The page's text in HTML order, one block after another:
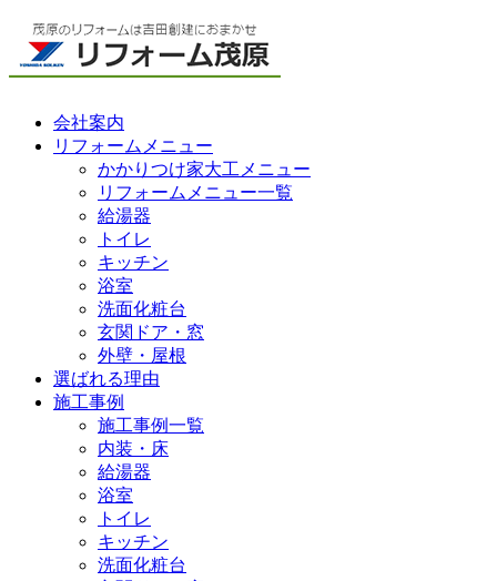
会社案内
リフォームメニュー
かかりつけ家大工メニュー
リフォームメニュー一覧
給湯器
トイレ
キッチン
浴室
洗面化粧台
玄関ドア・窓
外壁・屋根
選ばれる理由
施工事例
施工事例一覧
内装・床
給湯器
浴室
トイレ
キッチン
洗面化粧台